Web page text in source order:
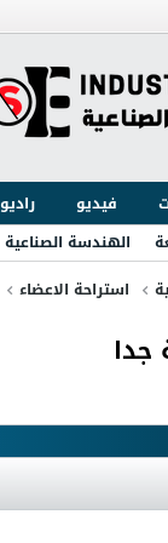
فيديو راديو
الهندسة الصناعية
استراحة الاعضاء